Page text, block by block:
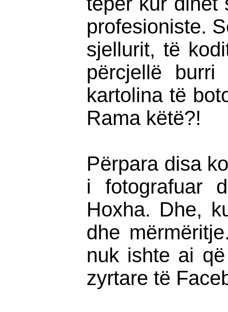
profesioniste.
sjellurit, të
përcjellë
kartolina të
Rama këtë?!
Përpara disa
i fotografuar
Hoxha. Dhe,
dhe
nuk ishte ai
zyrtare të